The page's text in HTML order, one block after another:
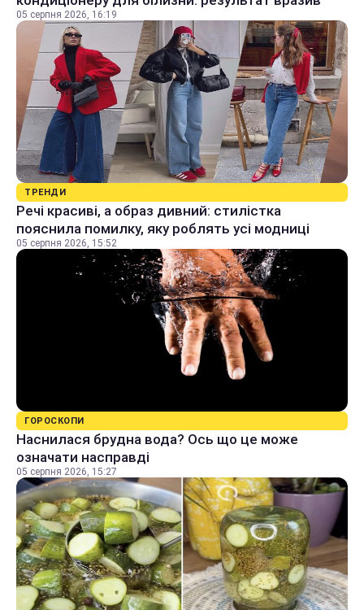
05 серпня 2026, 16:19
ТРЕНДИ
Речі красиві, а образ дивний: стилістка
пояснила помилку, яку роблять усі модниці
05 серпня 2026, 15:52
ГОРОСКОПИ
Наснилася брудна вода? Ось що це може
означати насправді
05 серпня 2026, 15:27